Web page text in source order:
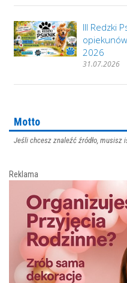
III Redzki
2026
31.07.2026
Motto
Jeśli chcesz znaleźć źródło, musisz
Reklama